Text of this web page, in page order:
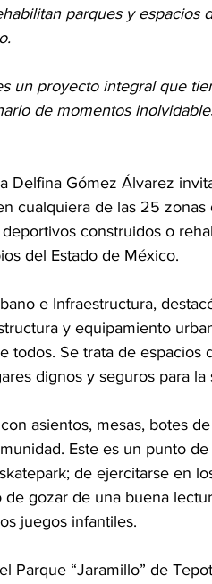
parques y espacios
un proyecto integral que
de momentos
Delfina Gómez Álvarez
cualquiera de las 25 zonas
construidos o
del Estado de México.
e Infraestructura,
y equipamiento
todos. Se trata de espacios
dignos y seguros para la
asientos, mesas, botes
Este es un punto
de ejercitarse en
gozar de una buena
juegos infantiles.
Parque “Jaramillo” de